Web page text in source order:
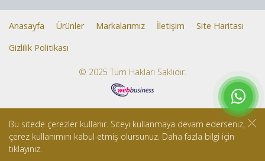
Anasayfa Ürünler Markalarımız İletişim
Site Haritası
Gizlilik Politikası
© 2025 Tüm Hakları Saklıdır.
Bu sitede çerezler kullanır. Siteyi kullanmaya devam ederseniz,
çerez kullanımını kabul etmiş olursunuz. Daha fazla bilgi için
tıklayınız.